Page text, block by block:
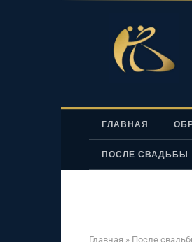
ГЛАВНАЯ
ПОСЛЕ СВАДЬБЫ
Главная » После